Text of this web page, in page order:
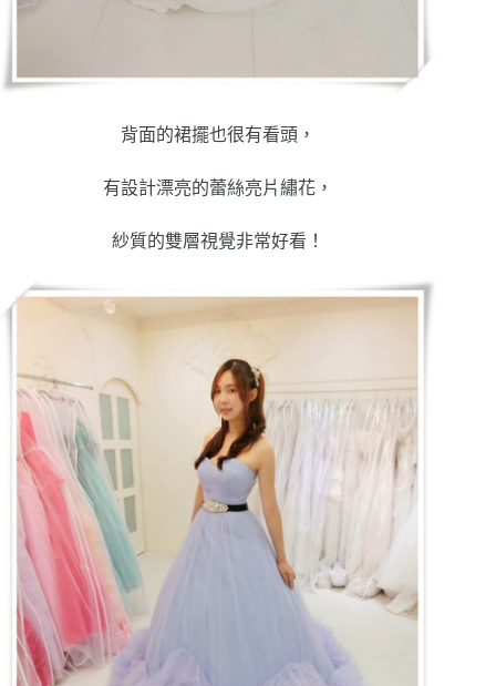
背面的裙擺也很有看頭，
有設計漂亮的蕾絲亮片繡花，
紗質的雙層視覺非常好看！